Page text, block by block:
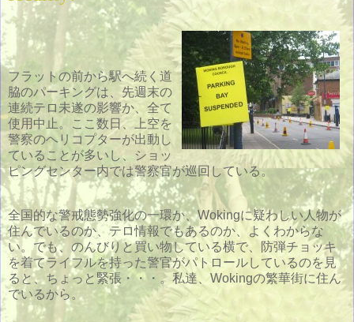
フラットの前から駅へ続く道
脇のパーキングは、先週末の
連続テロ未遂の影響か、全て
使用中止。ここ数日、上空を
警察のヘリコプターが出動し
ていることが多いし、ショッ
ピングセンター内では警察官が巡回している。
全国的な警戒態勢強化の一環か、Wokingに疑わしい人物が
住んでいるのか、テロ情報でもあるのか、よくわからな
い。でも、のんびりと買い物している横で、防弾チョッキ
を着てライフルを持った警官がパトロールしているのを見
ると、ちょっと緊張・・・。私達、Wokingの繁華街に住ん
でいるから。